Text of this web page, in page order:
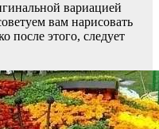
вариацией
вам нарисовать
после этого, следует